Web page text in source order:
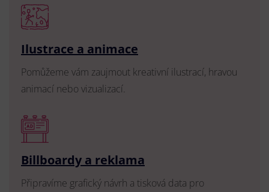
Ilustrace a animace
Pomůžeme vám zaujmout kreativní ilustrací, hravou
animací nebo vizualizací.
Billboardy a reklama
Připravíme grafický návrh a tisková data pro